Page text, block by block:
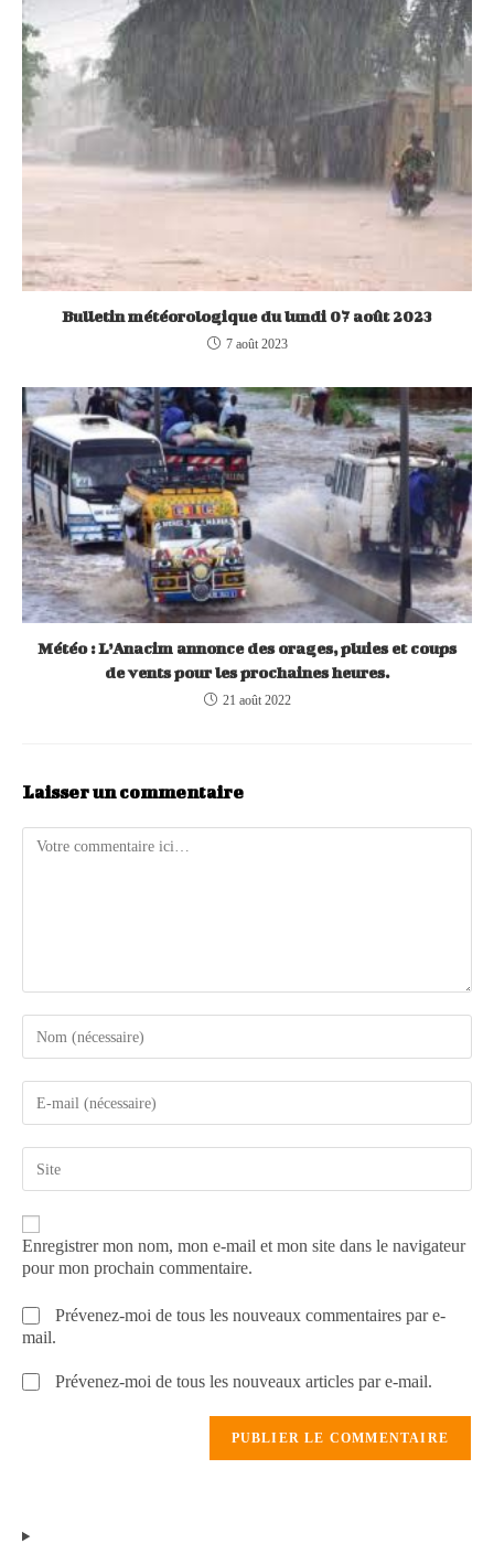
Bulletin météorologique du lundi 07 août 2023
7 août 2023
Météo : L’Anacim annonce des orages, pluies et coups
de vents pour les prochaines heures.
21 août 2022
Laisser un commentaire
Enregistrer mon nom, mon e-mail et mon site dans le navigateur
pour mon prochain commentaire.
Prévenez-moi de tous les nouveaux commentaires par e-
mail.
Prévenez-moi de tous les nouveaux articles par e-mail.